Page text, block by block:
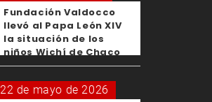
Fundación Valdocco
llevó al Papa León XIV
la situación de los
niños Wichí de Chaco
22 de mayo de 2026